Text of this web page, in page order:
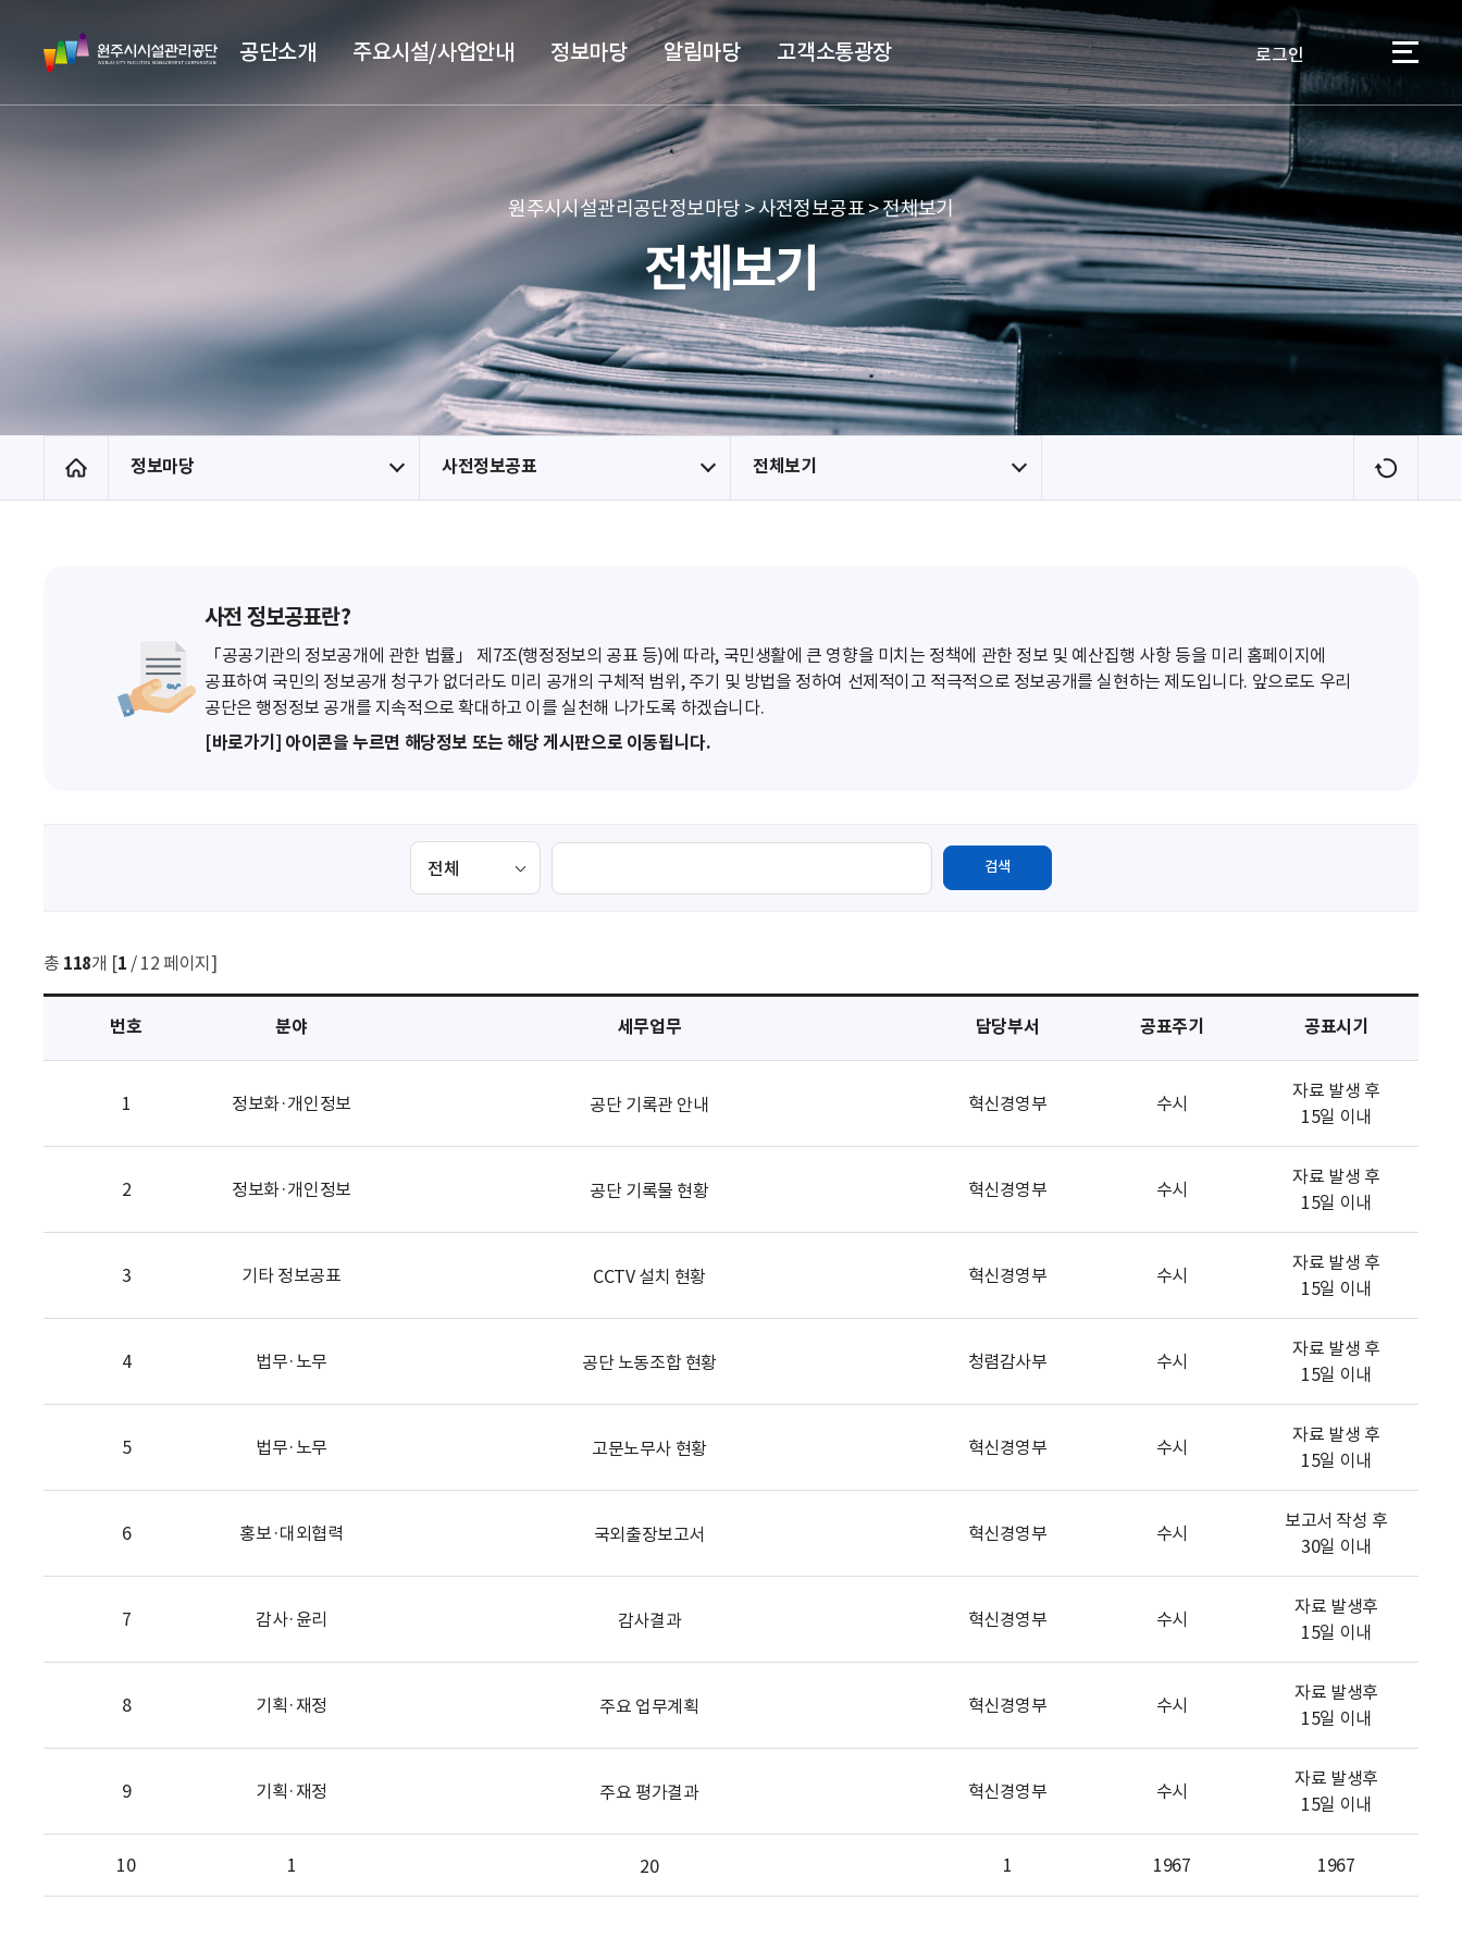
본문 바로가기
메뉴 바로가기
원
주
시
관
단
공단소개 주요시설/사업안내 정보마당 알림마당 고객소통광장 로그인 이용자
원주시시설관리공단정보마당 > 사전정보공표 > 전체보기
전체보기
홈 정보마당 사전정보공표 전체보기
새
로
사전 정보공표란?
「공공기관의 정보공개에 관한 법률」 제7조(행정정보의 공표 등)에 따라, 국민생활에 큰 영향을 미치는 정책에 관한 정보 및 예산집행 사항 등을 미리 홈페이지에
공표하여 국민의 정보공개 청구가 없더라도 미리 공개의 구체적 범위, 주기 및 방법을 정하여 선제적이고 적극적으로 정보공개를 실현하는 제도입니다. 앞으로도 우리
공단은 행정정보 공개를 지속적으로 확대하고 이를 실천해 나가도록 하겠습니다.
[바로가기] 아이콘을 누르면 해당정보 또는 해당 게시판으로 이동됩니다.
검
검색
총 118개 [1 / 12 페이지]
번호 분야 세무업무 담당부서 공표주기 공표시기
1 정보화·개인정보 공단 기록관 안내 혁신경영부 수시
자료 발생 후
15일 이내
2 정보화·개인정보 공단 기록물 현황 혁신경영부 수시
자료 발생 후
15일 이내
3 기타 정보공표 CCTV 설치 현황 혁신경영부 수시
자료 발생 후
15일 이내
4 법무·노무 공단 노동조합 현황 청렴감사부 수시
자료 발생 후
15일 이내
5 법무·노무 고문노무사 현황 혁신경영부 수시
자료 발생 후
15일 이내
6 홍보·대외협력 국외출장보고서 혁신경영부 수시
보고서 작성 후
30일 이내
7 감사·윤리 감사결과 혁신경영부 수시
자료 발생후
15일 이내
8 기획·재정 주요 업무계획 혁신경영부 수시
자료 발생후
15일 이내
9 기획·재정 주요 평가결과 혁신경영부 수시
자료 발생후
15일 이내
10 1 20 1 1967 1967